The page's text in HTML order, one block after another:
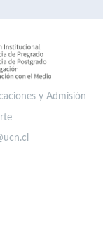
y Admisión